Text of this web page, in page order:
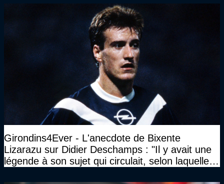
Girondins4Ever - L'anecdote de Bixente
Lizarazu sur Didier Deschamps : "Il y avait une
légende à son sujet qui circulait, selon laquelle il